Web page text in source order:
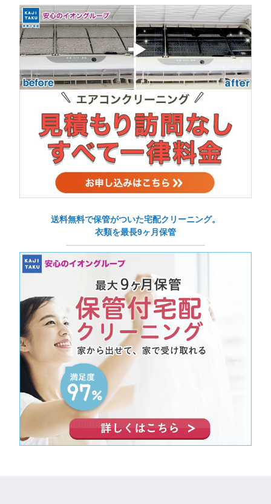
送料無料で保管がついた宅配クリーニング。
衣類を最長9ヶ月保管